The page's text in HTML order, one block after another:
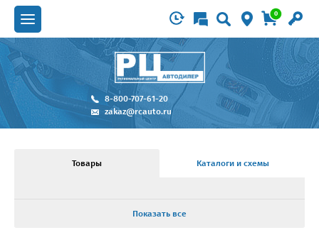
0
8-800-707-61-20
zakaz@rcauto.ru
Товары Каталоги и схемы
Показать все